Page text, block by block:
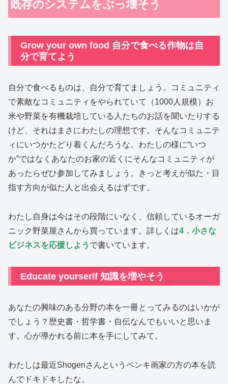
既存のシステムをぶっ壊そう
Grow your own food 自分で食べる作物は自
分で育てよう
自分で食べるものは、自分で育てましょう。コミュニティ
で素敵なコミュニティをやられていて（1000人規模）お
米や野菜を有機栽培している人たちのお話を聞いたりする
けど、それはまさにわたしの理想です。そんなコミュニテ
ィにいつかたどり着くんだろうな。わたしの様に“いつ
か”ではなくあなたのお家の近くにそんなコミュニティが
あったらぜひ参加してみましょう。きっと考えが似た・目
指す方向が似た人と出会えるはずです。
わたし自身は今はその段階にいなく、信頼しているオーガ
ニック野菜屋さんから買っています。詳しくは4 ．小さな
ビジネスを応援しよう で書いています。
Educate yourserlf 知識を増やそう
あなたの興味のある分野の本を一冊とってみるのはいかが
でしょう？歴史書・哲学書・自伝なんでもいいと思いま
す。心が導かれる前に本を手にしてみて。
わたしは最近Shogenさんというペンキ画家の方の本を読
んでドキドキしたな。